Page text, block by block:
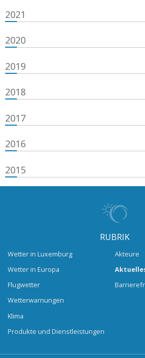
2021
2020
2019
2018
2017
2016
2015
RUBRIK
Wetter in Luxemburg
Wetter in Europa
Flugwetter
Wetterwarnungen
Klima
Produkte und Dienstleistungen
Akteure